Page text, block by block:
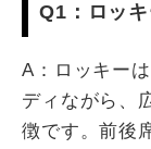
Q1：ロッ
A：ロッキー
ディながら、
徴です。前後